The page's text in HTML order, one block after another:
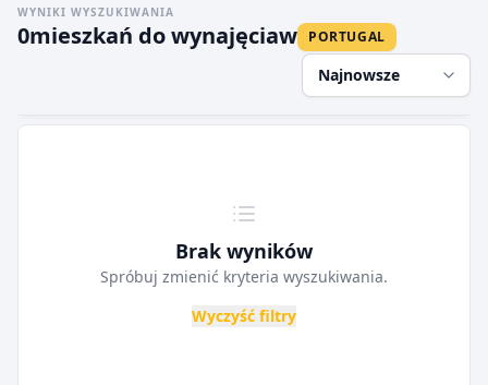
WYNIKI WYSZUKIWANIA
0mieszkań do wynajęciaw PORTUGAL
Najnowsze
Brak wyników
Spróbuj zmienić kryteria wyszukiwania.
Wyczyść filtry